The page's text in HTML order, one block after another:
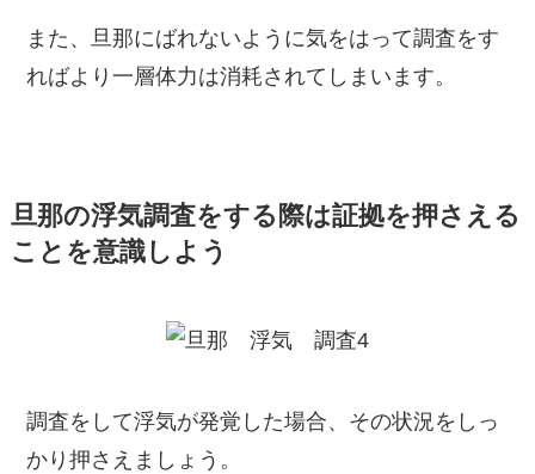
また、旦那にばれないように気をはって調査をす
ればより一層体力は消耗されてしまいます。
旦那の浮気調査をする際は証拠を押さえる
ことを意識しよう
調査をして浮気が発覚した場合、その状況をしっ
かり押さえましょう。